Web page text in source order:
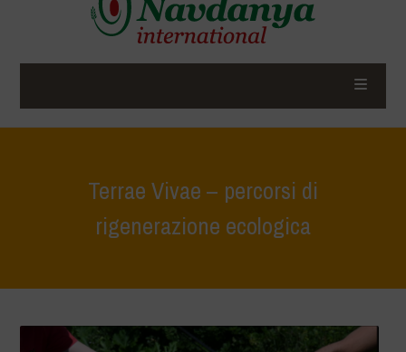
Terrae Vivae – percorsi di
rigenerazione ecologica